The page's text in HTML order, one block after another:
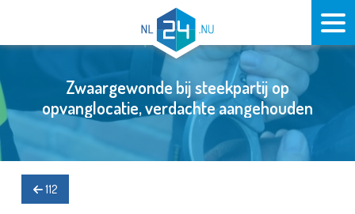
Zwaargewonde bij steekpartij op
opvanglocatie, verdachte aangehouden
112